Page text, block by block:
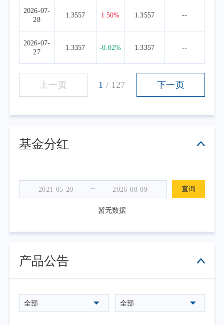
2026-07-
28
1.3557 1.50% 1.3557 --
2026-07-
27
1.3357 -0.02% 1.3357 --
上一页 1 / 127 下一页
基金分红
~ 查询
暂无数据
产品公告
全部 全部